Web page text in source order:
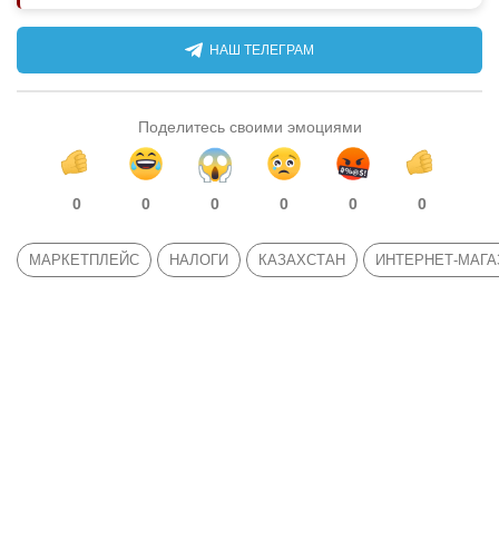
НАШ ТЕЛЕГРАМ
Поделитесь своими эмоциями
0 0 0 0 0 0
МАРКЕТПЛЕЙС НАЛОГИ КАЗАХСТАН ИНТЕРНЕТ-